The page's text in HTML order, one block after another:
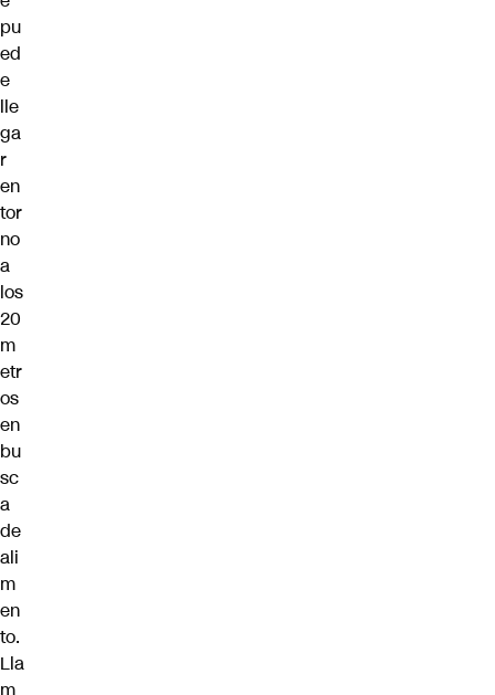
pu
ed
e
lle
ga
r
en
tor
no
a
los
20
m
etr
os
en
bu
sc
a
de
ali
m
en
to.
Lla
m